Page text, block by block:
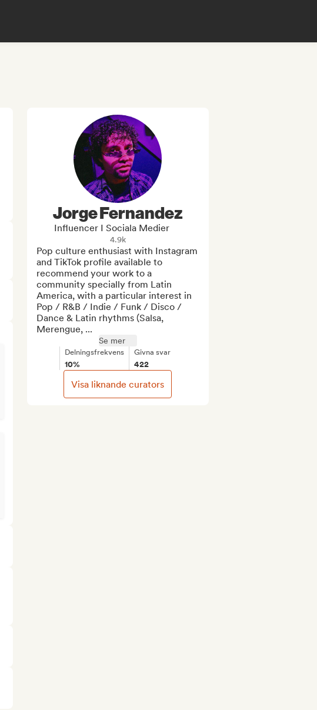
Jorge Fernandez
Influencer I Sociala Medier
4.9k
Pop culture enthusiast with Instagram
and TikTok profile available to
recommend your work to a
community specially from Latin
America, with a particular interest in
Pop / R&B / Indie / Funk / Disco /
Dance & Latin rhythms (Salsa,
Merengue, ...
Se mer
Delningsfrekvens
10%
Givna svar
422
Visa liknande curators